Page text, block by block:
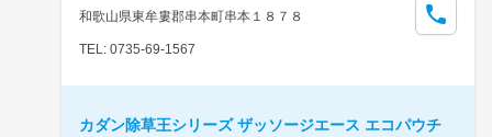
和歌山県東牟婁郡串本町串本１８７８
TEL: 0735-69-1567
カダン除草王シリーズ ザッソージエース エコパウチ